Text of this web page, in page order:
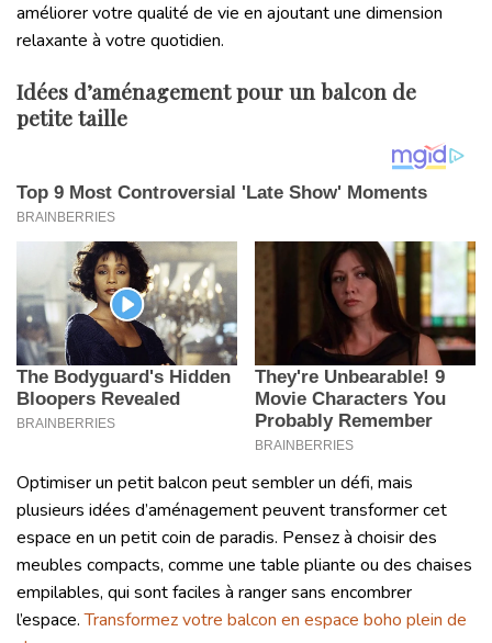
améliorer votre qualité de vie en ajoutant une dimension
relaxante à votre quotidien.
Idées d’aménagement pour un balcon de
petite taille
Optimiser un petit balcon peut sembler un défi, mais
plusieurs idées d’aménagement peuvent transformer cet
espace en un petit coin de paradis. Pensez à choisir des
meubles compacts, comme une table pliante ou des chaises
empilables, qui sont faciles à ranger sans encombrer
l’espace.Transformez votre balcon en espace boho plein de